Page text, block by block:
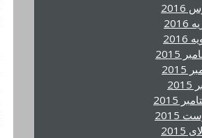
2015
2015
2015